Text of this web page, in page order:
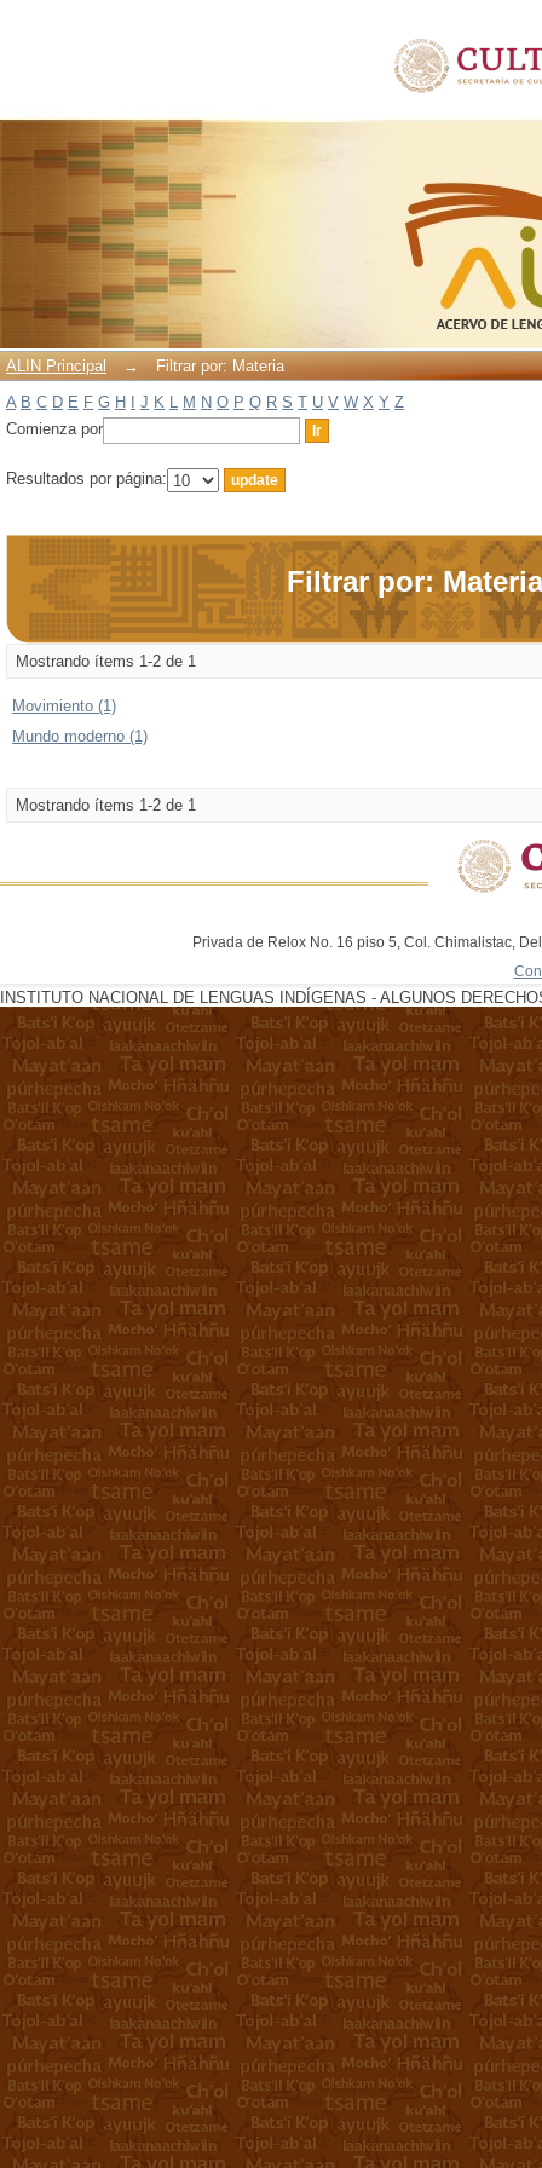
ALIN Principal →
Filtrar por: Materia
A B C D E F G H J K L M N O P Q R S T U V W X Y Z
Comienza por
Resultados por página:
Filtrar por: Materia
Mostrando ítems 1-2 de 1
Movimiento (1)
Mundo moderno (1)
Mostrando ítems 1-2 de 1
Privada de Relox No. 16 piso 5, Col. Chimalistac,
INSTITUTO NACIONAL DE LENGUAS INDÍGENAS - ALGUNOS